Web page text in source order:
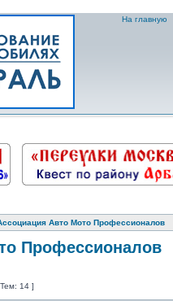
На главную
Авто Мото Профессионалов
Профессионалов
14 ]